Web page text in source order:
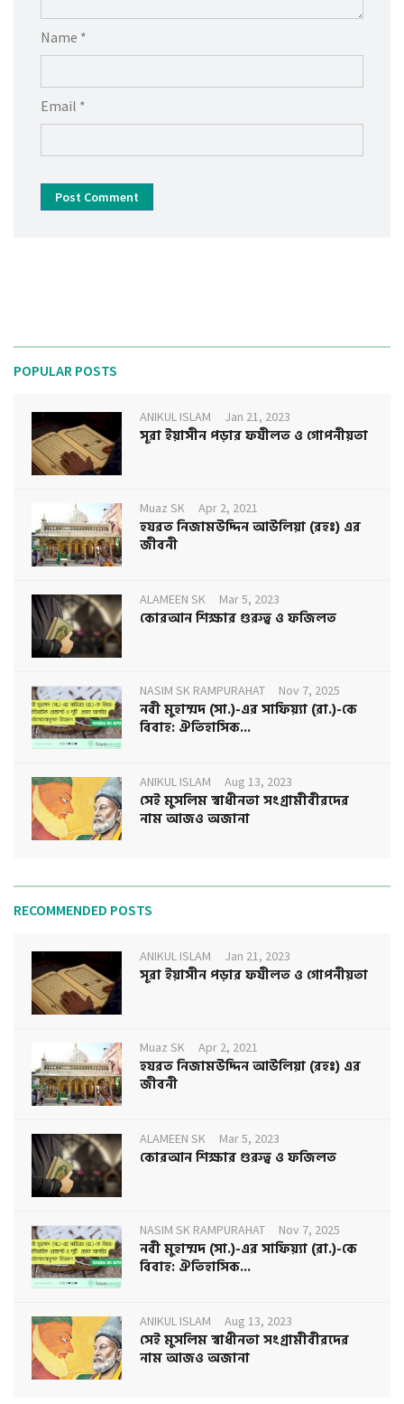
Name *
Email *
Post Comment
POPULAR POSTS
ANIKUL ISLAM Jan 21, 2023
সূরা ইয়াসীন পড়ার ফযীলত ও গোপনীয়তা
Muaz SK Apr 2, 2021
হযরত নিজামউদ্দিন আউলিয়া (রহঃ) এর
জীবনী
ALAMEEN SK Mar 5, 2023
কোরআন শিক্ষার গুরুত্ব ও ফজিলত
NASIM SK RAMPURAHAT Nov 7, 2025
নবী মুহাম্মদ (সা.)-এর সাফিয়্যা (রা.)-কে
বিবাহ: ঐতিহাসিক...
ANIKUL ISLAM Aug 13, 2023
সেই মুসলিম স্বাধীনতা সংগ্রামীবীরদের
নাম আজও অজানা
RECOMMENDED POSTS
ANIKUL ISLAM Jan 21, 2023
সূরা ইয়াসীন পড়ার ফযীলত ও গোপনীয়তা
Muaz SK Apr 2, 2021
হযরত নিজামউদ্দিন আউলিয়া (রহঃ) এর
জীবনী
ALAMEEN SK Mar 5, 2023
কোরআন শিক্ষার গুরুত্ব ও ফজিলত
NASIM SK RAMPURAHAT Nov 7, 2025
নবী মুহাম্মদ (সা.)-এর সাফিয়্যা (রা.)-কে
বিবাহ: ঐতিহাসিক...
ANIKUL ISLAM Aug 13, 2023
সেই মুসলিম স্বাধীনতা সংগ্রামীবীরদের
নাম আজও অজানা